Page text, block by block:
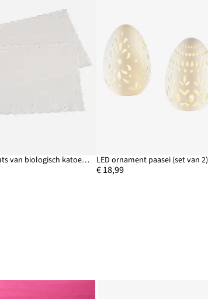
Placemats van biologisch katoen met borduursel (set van 2) LED ornament paasei (set van 2)
€ 18,99